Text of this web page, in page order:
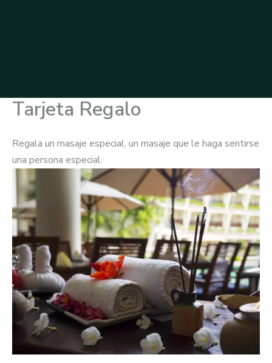
Tarjeta Regalo
Regala un masaje especial, un masaje que le haga sentirse
una persona especial.